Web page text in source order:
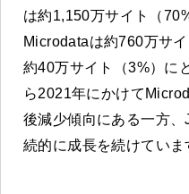
は約1,150万サイト（
Microdataは約760万サ
約40万サイト（3%）に
ら2021年にかけて
後減少傾向にある一方
続的に成長を続けていま